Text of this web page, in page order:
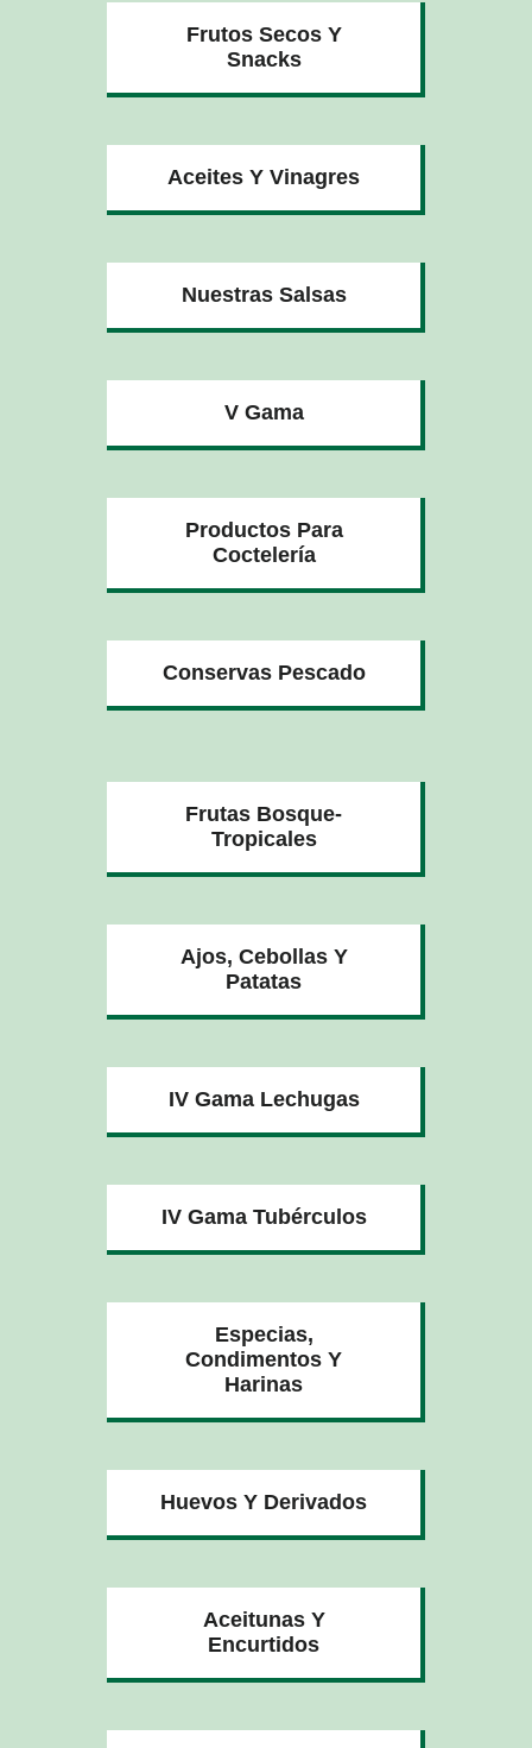
Frutos Secos Y
Snacks
Aceites Y Vinagres
Nuestras Salsas
V Gama
Productos Para
Coctelería
Conservas Pescado
Frutas Bosque-
Tropicales
Ajos, Cebollas Y
Patatas
IV Gama Lechugas
IV Gama Tubérculos
Especias,
Condimentos Y
Harinas
Huevos Y Derivados
Aceitunas Y
Encurtidos